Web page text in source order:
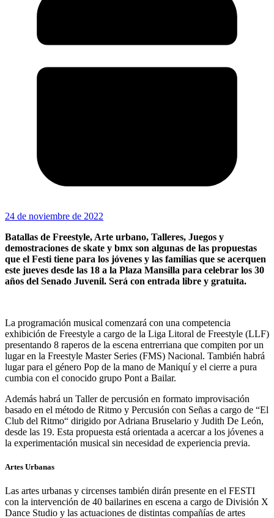
24 de noviembre de 2022
Batallas de Freestyle, Arte urbano, Talleres, Juegos y
demostraciones de skate y bmx son algunas de las propuestas
que el Festi tiene para los jóvenes y las familias que se acerquen
este jueves desde las 18 a la Plaza Mansilla para celebrar los 30
años del Senado Juvenil. Será con entrada libre y gratuita.
La programación musical comenzará con una competencia
exhibición de Freestyle a cargo de la Liga Litoral de Freestyle (LLF)
presentando 8 raperos de la escena entrerriana que compiten por un
lugar en la Freestyle Master Series (FMS) Nacional. También habrá
lugar para el género Pop de la mano de Maniquí y el cierre a pura
cumbia con el conocido grupo Pont a Bailar.
Además habrá un Taller de percusión en formato improvisación
basado en el método de Ritmo y Percusión con Señas a cargo de “El
Club del Ritmo“ dirigido por Adriana Bruselario y Judith De León,
desde las 19. Esta propuesta está orientada a acercar a los jóvenes a
la experimentación musical sin necesidad de experiencia previa.
Artes Urbanas
Las artes urbanas y circenses también dirán presente en el FESTI
con la intervención de 40 bailarines en escena a cargo de División X
Dance Studio y las actuaciones de distintas compañías de artes